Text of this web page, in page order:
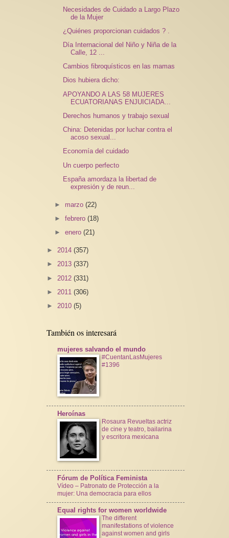
Necesidades de Cuidado a Largo Plazo
de la Mujer
¿Quiénes proporcionan cuidados ? .
Día Internacional del Niño y Niña de la
Calle, 12 ...
Cambios fibroquísticos en las mamas
Dios hubiera dicho:
APOYANDO A LAS 58 MUJERES
ECUATORIANAS ENJUICIADA...
Derechos humanos y trabajo sexual
China: Detenidas por luchar contra el
acoso sexual...
Economía del cuidado
Un cuerpo perfecto
España amordaza la libertad de
expresión y de reun...
► marzo(22)
►febrero(18)
►enero(21)
► 2014 (357)
► 2013 (337)
► 2012 (331)
► 2011 (306)
► 2010 (5)
También os interesará
mujeres salvando el mundo
#CuentanLasMujeres
#1396
Heroínas
Rosaura Revueltas actriz
de cine y teatro, bailarina
y escritora mexicana
Fórum de Política Feminista
Vídeo – Patronato de Protección a la
mujer: Una democracia para ellos
Equal rights for women worldwide
The different
manifestations of violence
against women and girls